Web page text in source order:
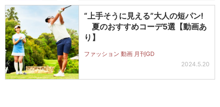
“上手そうに見える”大人の短パン!
夏のおすすめコーデ5選【動画あ
り】
ファッション 動画 月刊GD
2024.5.20